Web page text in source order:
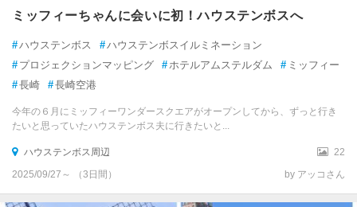
ミッフィーちゃんに会いに初！ハウステンボスへ
#ハウステンボス #ハウステンボスイルミネーション
# プロジェクションマッピング # ホテルアムステルダム # ミッフィー
#長崎 #長崎空港
今年の６月にミッフィーワンダースクエアがオープンしてから、ずっと行き
たいと思っていたハウステンボス夫に行きたいと...
ハウステンボス周辺
22
2025/09/27～ （3日間）
by アッコさん